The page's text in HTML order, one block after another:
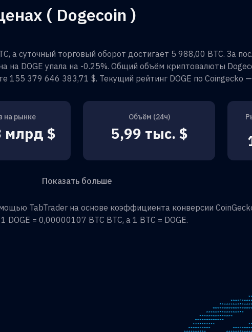
( Dogecoin )
, а суточный торговый оборот достигает 5 988,00 BTC. За
на DOGE упала на -0.25%. Общий объём криптовалюты
155 379 646 383,71 $. Текущий рейтинг DOGE по Coingecko —
на рынке
млрд $
Объём (24ч)
5,99 тыс. $
Показать больше
TabTrader на основе коэффициента конверсии
DOGE = 0,00000107 BTC BTC, а 1 BTC = DOGE.